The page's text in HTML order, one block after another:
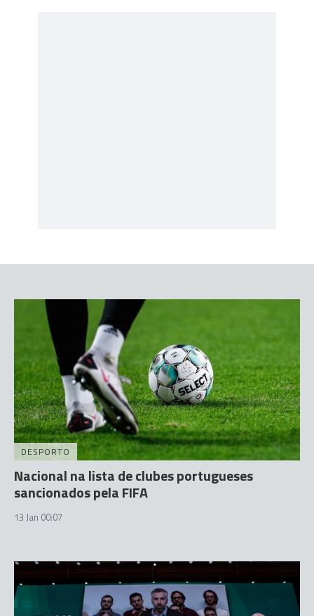
DESPORTO
Nacional na lista de clubes portugueses
sancionados pela FIFA
13 Jan 00:07